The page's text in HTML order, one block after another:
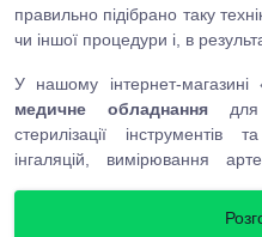
правильно підібрано таку
чи іншої процедури і, в
У нашому інтернет-
медичне обладнання для
стерилізації інструментів
інгаляцій, вимірювання
товар можна замовляти з